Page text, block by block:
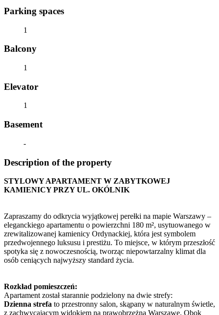
Parking spaces
1
Balcony
1
Elevator
1
Basement
-
Description of the property
STYLOWY APARTAMENT W ZABYTKOWEJ
KAMIENICY PRZY UL. OKÓLNIK
Zapraszamy do odkrycia wyjątkowej perełki na mapie Warszawy –
eleganckiego apartamentu o powierzchni 180 m², usytuowanego w
zrewitalizowanej kamienicy Ordynackiej, która jest symbolem
przedwojennego luksusu i prestiżu. To miejsce, w którym przeszłość
spotyka się z nowoczesnością, tworząc niepowtarzalny klimat dla
osób ceniących najwyższy standard życia.
Rozkład pomieszczeń:
Apartament został starannie podzielony na dwie strefy:
Dzienna strefa to przestronny salon, skąpany w naturalnym świetle,
z zachwycającym widokiem na prawobrzeżną Warszawę. Obok